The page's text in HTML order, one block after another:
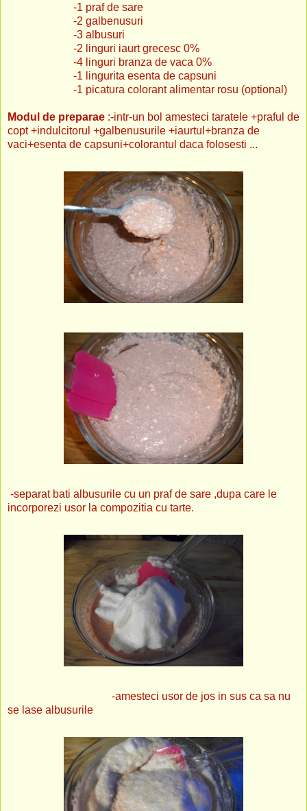
-1 praf de sare
-2 galbenusuri
-3 albusuri
-2 linguri iaurt grecesc 0%
-4 linguri branza de vaca 0%
-1 lingurita esenta de capsuni
-1 picatura colorant alimentar rosu (optional)
Modul de preparae :-intr-un bol amesteci taratele +praful de
copt +indulcitorul +galbenusurile +iaurtul+branza de
vaci+esenta de capsuni+colorantul daca folosesti ...
-separat bati albusurile cu un praf de sare ,dupa care le
incorporezi usor la compozitia cu tarte.
-amesteci usor de jos in sus ca sa nu
se lase albusurile